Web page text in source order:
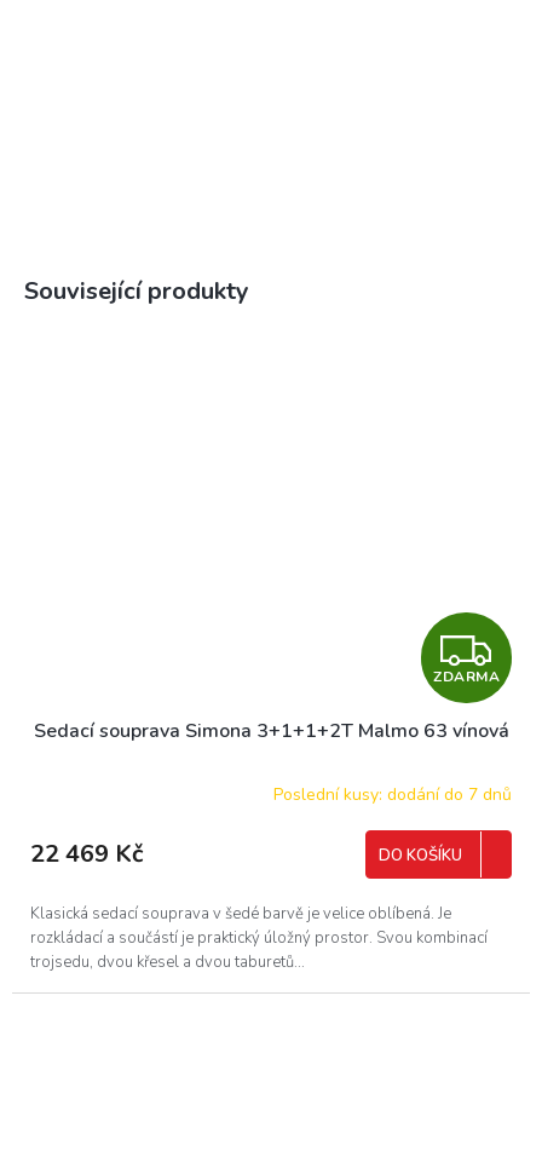
Související produkty
Z
D
A
R
ZDARMA
Sedací souprava Simona 3+1+1+2T Malmo 63 vínová
Poslední kusy: dodání do 7 dnů
22 469 Kč DO KOŠÍKU
Klasická sedací souprava v šedé barvě je velice oblíbená. Je
rozkládací a součástí je praktický úložný prostor. Svou kombinací
trojsedu, dvou křesel a dvou taburetů...